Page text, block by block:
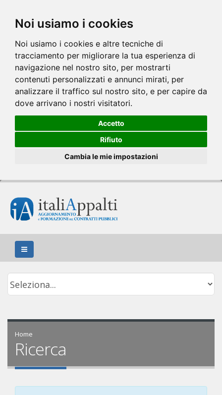
Noi usiamo i cookies
Noi usiamo i cookies e altre tecniche di
tracciamento per migliorare la tua esperienza di
navigazione nel nostro sito, per mostrarti
contenuti personalizzati e annunci mirati, per
analizzare il traffico sul nostro sito, e per capire da
dove arrivano i nostri visitatori.
Accetto
Rifiuto
Cambia le mie impostazioni
Home
Ricerca